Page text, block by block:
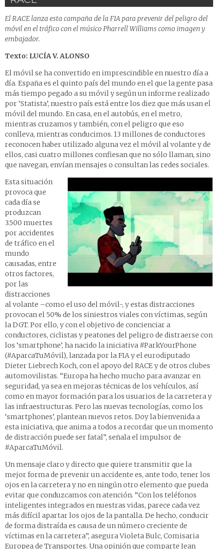
El RACE lanza esta campaña de la FIA para prevenir del peligro del
móvil en el tráfico con el músico Pharrell Williams como imagen y
embajador.
Texto: LUCÍA V. ALONSO
El móvil se ha convertido en imprescindible en nuestro día a
día. España es el quinto país del mundo en el que la gente pasa
más tiempo pegado a su móvil y según un informe realizado
por ‘Statista’, nuestro país está entre los diez que más usan el
móvil del mundo. En casa, en el autobús, en el metro,
mientras cruzamos y también, con el peligro que eso
conlleva, mientras conducimos. 13 millones de conductores
reconocen haber utilizado alguna vez el móvil al volante y de
ellos, casi cuatro millones confiesan que no sólo llaman, sino
que navegan, envían mensajes o consultan las redes sociales.
Esta situación
provoca que
cada día se
produzcan
3.500 muertes
por accidentes
de tráfico en el
mundo
causadas, entre
otros factores,
por las
distracciones
al volante –como el uso del móvil-, y estas distracciones
provocan el 50% de los siniestros viales con víctimas, según
la DGT. Por ello, y con el objetivo de concienciar a
conductores, ciclistas y peatones del peligro de distraerse con
los ‘smartphone’, ha nacido la iniciativa #ParkYourPhone
(#AparcaTuMóvil), lanzada por la FIA y el eurodiputado
Dieter Liebrech Koch, con el apoyo del RACE y de otros clubes
automovilistas. “Europa ha hecho mucho para avanzar en
seguridad, ya sea en mejoras técnicas de los vehículos, así
como en mayor formación para los usuarios de la carretera y
las infraestructuras. Pero las nuevas tecnologías, como los
‘smartphones’, plantean nuevos retos. Doy la bienvenida a
esta iniciativa, que anima a todos a recordar que un momento
de distracción puede ser fatal”, señala el impulsor de
#AparcaTuMóvil.
Un mensaje claro y directo que quiere transmitir que la
mejor forma de prevenir un accidente es, ante todo, tener los
ojos en la carretera y no en ningún otro elemento que pueda
evitar que conduzcamos con atención. “Con los teléfonos
inteligentes integrados en nuestras vidas, parece cada vez
más difícil apartar los ojos de la pantalla. De hecho, conducir
de forma distraída es causa de un número creciente de
víctimas en la carretera”, asegura Violeta Bulc, Comisaria
Europea de Transportes. Una opinión que comparte Jean